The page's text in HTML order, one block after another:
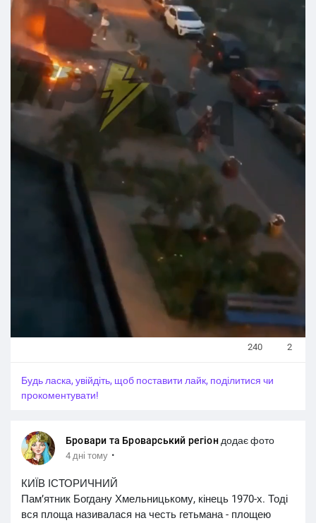
У
к
240 2
Будь ласка, увійдіть, щоб поставити лайк, поділитися чи
прокоментувати!
Бровари та Броварський регіондодає фото
4 дні тому ·
КИЇВ ІСТОРИЧНИЙ
Пам’ятник Богдану Хмельницькому, кінець 1970-х. Тоді
вся площа називалася на честь гетьмана - площею